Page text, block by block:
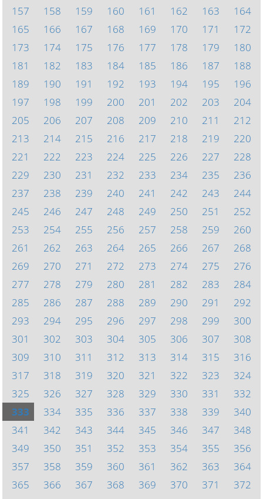
157
158 159 160 161 162 163
164
165
166 167 168 169 170 171
172
173
174 175 176 177 178 179
180
181
182 183 184 185 186 187
188
189
190 191 192 193 194 195
196
197
198 199 200 201 202 203
204
205
206 207 208 209 210 211
212
213
214 215 216 217 218 219
220
221
222 223 224 225 226 227
228
229
230 231 232 233 234 235
236
237
238 239 240 241 242 243
244
245
246 247 248 249 250 251
252
253
254 255 256 257 258 259
260
261
262 263 264 265 266 267
268
269
270 271 272 273 274 275
276
277
278 279 280 281 282 283
284
285
286 287 288 289 290 291
292
293
294 295 296 297 298 299
300
301
302 303 304 305 306 307
308
309
310 311 312 313 314 315
316
317
318 319 320 321 322 323
324
325
326 327 328 329 330 331
332
333
334 335 336 337 338 339
340
341
342 343 344 345 346 347
348
349
350 351 352 353 354 355
356
357
358 359 360 361 362 363
364
365
366 367 368 369 370 371
372